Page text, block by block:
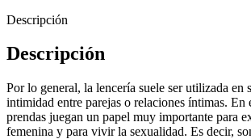
Descripción
Descripción
Por lo general, la lencería suele ser utilizada en
intimidad entre parejas o relaciones íntimas. En
prendas juegan un papel muy importante para
femenina y para vivir la sexualidad. Es decir,